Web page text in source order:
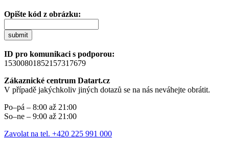
Opište kód z obrázku:
submit
ID pro komunikaci s podporou:
15300801852157317679
Zákaznické centrum Datart.cz
V případě jakýchkoliv jiných dotazů se na nás neváhejte obrátit.
Po–pá – 8:00 až 21:00
So–ne – 9:00 až 21:00
Zavolat na tel. +420 225 991 000